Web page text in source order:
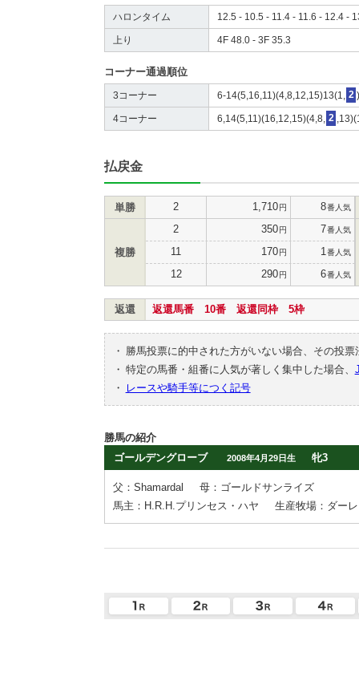
ハロンタイム 12.5 - 10.5 - 11.4 - 11.6 - 12.4 -
上り 4F 48.0 - 3F 35.3
コーナー通過順位
3コーナー 6-14(5,16,11)(4,8,12,15)13(1, 2
4コーナー 6,14(5,11)(16,12,15)(4,8, 2
払戻金
単勝 2 1,710円 8番人気
複勝
2 350円 7番人気
11 170円 1 番人気
12 290円 6番人気
返還 返還馬番 10番 返還同枠 5枠
・
勝馬投票に的中された方がいない場合、その投
・ 特定の馬番・組番に人気が著しく集中した場合、
・
レースや騎手等につく記号
勝馬の紹介
ゴールデングローブ
2008年4月29日生 牝3
父：Shamardal
母：ゴールドサンライズ
馬主：H.R.H.プリンセス・ハヤ
生産牧場：ダー